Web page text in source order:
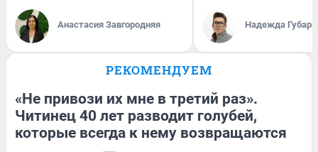
Анастасия Завгородняя Надежда Губарь
РЕКОМЕНДУЕМ
«Не привози их мне в третий раз».
Читинец 40 лет разводит голубей,
которые всегда к нему возвращаются